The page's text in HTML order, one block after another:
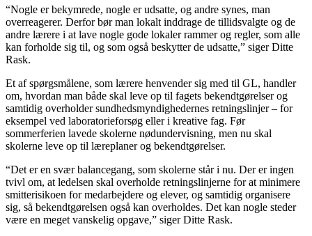
“Nogle er bekymrede, nogle er udsatte, og andre synes, man
overreagerer. Derfor bør man lokalt inddrage de tillidsvalgte og de
andre lærere i at lave nogle gode lokaler rammer og regler, som alle
kan forholde sig til, og som også beskytter de udsatte,” siger Ditte
Rask.
Et af spørgsmålene, som lærere henvender sig med til GL, handler
om, hvordan man både skal leve op til fagets bekendtgørelser og
samtidig overholder sundhedsmyndighedernes retningslinjer – for
eksempel ved laboratorieforsøg eller i kreative fag. Før
sommerferien lavede skolerne nødundervisning, men nu skal
skolerne leve op til læreplaner og bekendtgørelser.
“Det er en svær balancegang, som skolerne står i nu. Der er ingen
tvivl om, at ledelsen skal overholde retningslinjerne for at minimere
smitterisikoen for medarbejdere og elever, og samtidig organisere
sig, så bekendtgørelsen også kan overholdes. Det kan nogle steder
være en meget vanskelig opgave,” siger Ditte Rask.